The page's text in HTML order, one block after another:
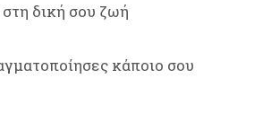
δική σου ζωή
κάποιο σου